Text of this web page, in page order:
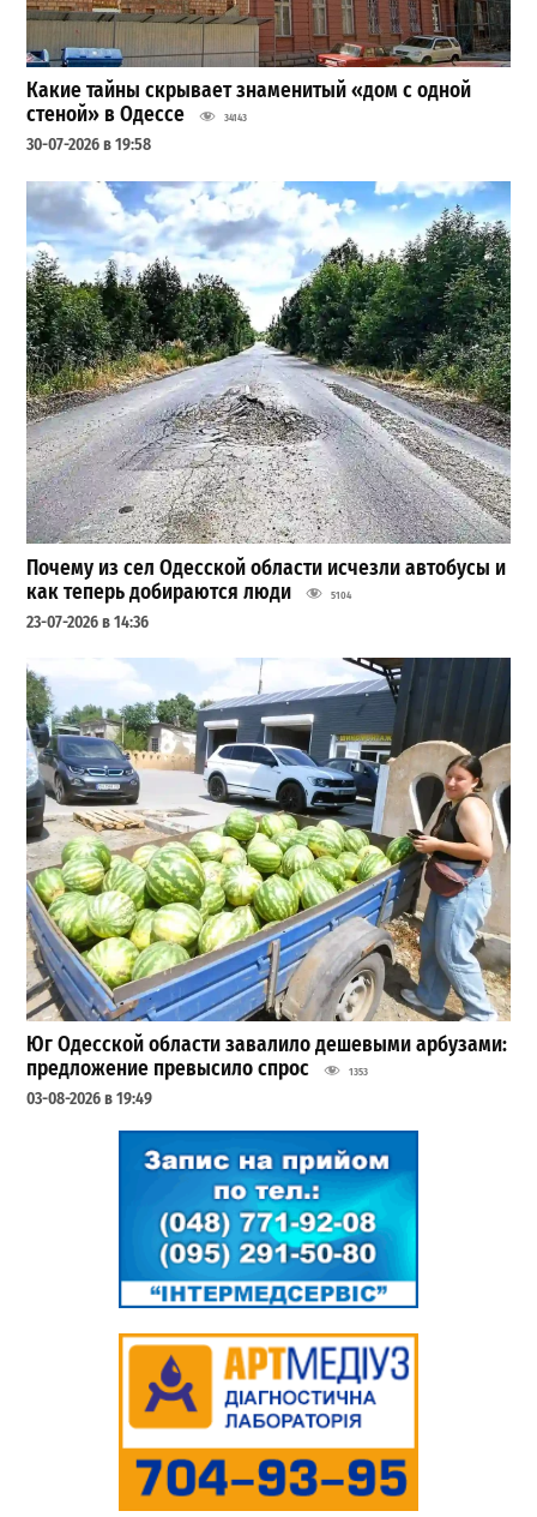
Какие тайны скрывает знаменитый «дом с одной
стеной» в Одессе
34143
30-07-2026 в 19:58
Почему из сел Одесской области исчезли автобусы и
как теперь добираются люди
5104
23-07-2026 в 14:36
Юг Одесской области завалило дешевыми арбузами:
предложение превысило спрос
1353
03-08-2026 в 19:49